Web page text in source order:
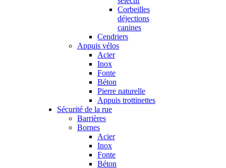
Corbeilles
déjections
canines
Cendriers
Appuis vélos
Acier
Inox
Fonte
Béton
Pierre naturelle
Appuis trottinettes
Sécurité de la rue
Barrières
Bornes
Acier
Inox
Fonte
Béton